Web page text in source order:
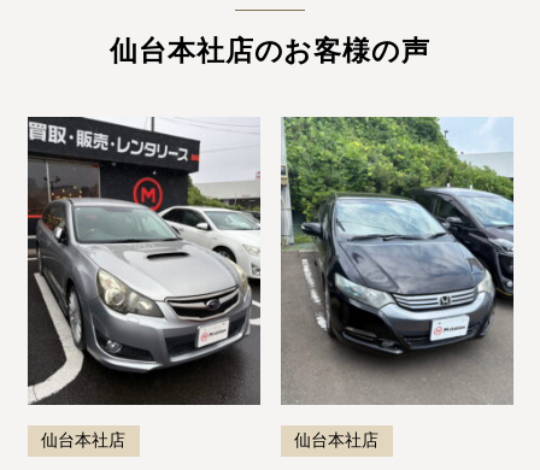
仙台本社店のお客様の声
仙台本社店 仙台本社店